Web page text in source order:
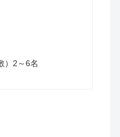
）2～6名